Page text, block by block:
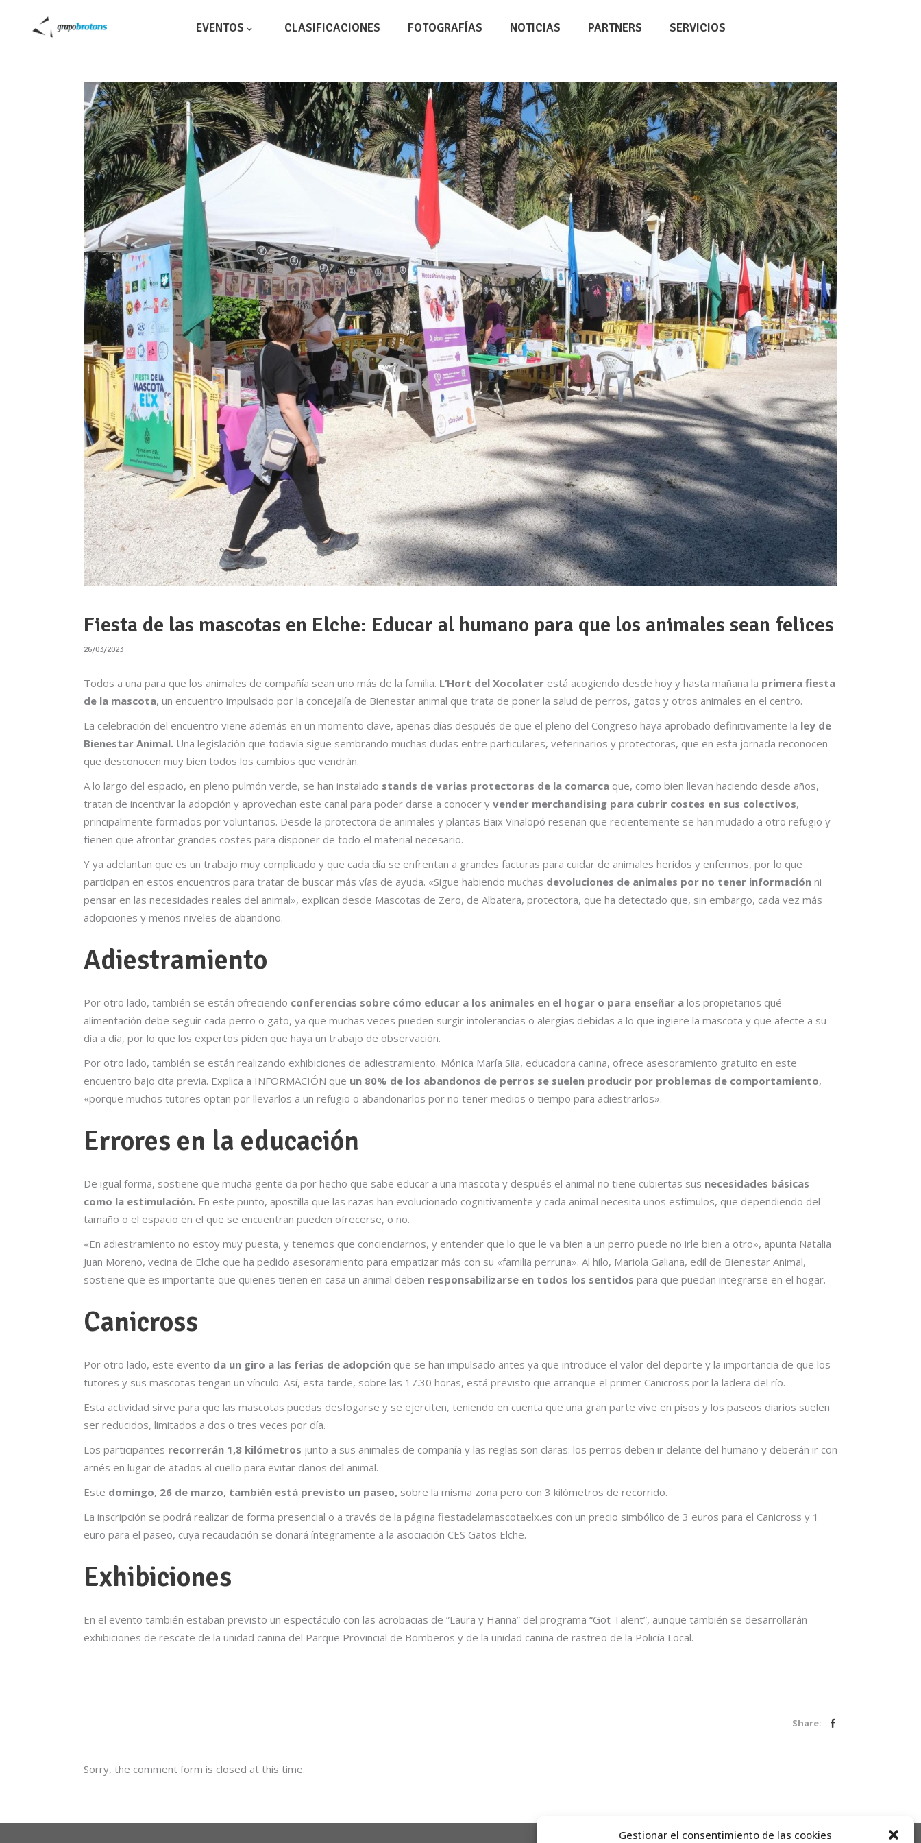
Gestionar el consentimiento de las cookies
EVENTOS CLASIFICACIONES FOTOGRAFÍAS NOTICIAS PARTNERS SERVICIOS
Fiesta de las mascotas en Elche: Educar al humano para que los animales sean felices
26/03/2023
Todos a una para que los animales de compañía sean uno más de la familia. L’Hort del Xocolater está acogiendo desde hoy y hasta mañana la primera fiesta
de la mascota, un encuentro impulsado por la concejalía de Bienestar animal que trata de poner la salud de perros, gatos y otros animales en el centro.
La celebración del encuentro viene además en un momento clave, apenas días después de que el pleno del Congreso haya aprobado definitivamente la ley de
Bienestar Animal. Una legislación que todavía sigue sembrando muchas dudas entre particulares, veterinarios y protectoras, que en esta jornada reconocen
que desconocen muy bien todos los cambios que vendrán.
A lo largo del espacio, en pleno pulmón verde, se han instalado stands de varias protectoras de la comarca que, como bien llevan haciendo desde años,
tratan de incentivar la adopción y aprovechan este canal para poder darse a conocer y vender merchandising para cubrir costes en sus colectivos,
principalmente formados por voluntarios. Desde la protectora de animales y plantas Baix Vinalopó reseñan que recientemente se han mudado a otro refugio y
tienen que afrontar grandes costes para disponer de todo el material necesario.
Y ya adelantan que es un trabajo muy complicado y que cada día se enfrentan a grandes facturas para cuidar de animales heridos y enfermos, por lo que
participan en estos encuentros para tratar de buscar más vías de ayuda. «Sigue habiendo muchas devoluciones de animales por no tener información ni
pensar en las necesidades reales del animal», explican desde Mascotas de Zero, de Albatera, protectora, que ha detectado que, sin embargo, cada vez más
adopciones y menos niveles de abandono.
Adiestramiento
Por otro lado, también se están ofreciendo conferencias sobre cómo educar a los animales en el hogar o para enseñar a los propietarios qué
alimentación debe seguir cada perro o gato, ya que muchas veces pueden surgir intolerancias o alergias debidas a lo que ingiere la mascota y que afecte a su
día a día, por lo que los expertos piden que haya un trabajo de observación.
Por otro lado, también se están realizando exhibiciones de adiestramiento. Mónica María Siia, educadora canina, ofrece asesoramiento gratuito en este
encuentro bajo cita previa. Explica a INFORMACIÓN que un 80% de los abandonos de perros se suelen producir por problemas de comportamiento,
«porque muchos tutores optan por llevarlos a un refugio o abandonarlos por no tener medios o tiempo para adiestrarlos».
Errores en la educación
De igual forma, sostiene que mucha gente da por hecho que sabe educar a una mascota y después el animal no tiene cubiertas sus necesidades básicas
como la estimulación. En este punto, apostilla que las razas han evolucionado cognitivamente y cada animal necesita unos estímulos, que dependiendo del
tamaño o el espacio en el que se encuentran pueden ofrecerse, o no.
«En adiestramiento no estoy muy puesta, y tenemos que concienciarnos, y entender que lo que le va bien a un perro puede no irle bien a otro», apunta Natalia
Juan Moreno, vecina de Elche que ha pedido asesoramiento para empatizar más con su «familia perruna». Al hilo, Mariola Galiana, edil de Bienestar Animal,
sostiene que es importante que quienes tienen en casa un animal deben responsabilizarse en todos los sentidos para que puedan integrarse en el hogar.
Canicross
Por otro lado, este evento da un giro a las ferias de adopción que se han impulsado antes ya que introduce el valor del deporte y la importancia de que los
tutores y sus mascotas tengan un vínculo. Así, esta tarde, sobre las 17.30 horas, está previsto que arranque el primer Canicross por la ladera del río.
Esta actividad sirve para que las mascotas puedas desfogarse y se ejerciten, teniendo en cuenta que una gran parte vive en pisos y los paseos diarios suelen
ser reducidos, limitados a dos o tres veces por día.
Los participantes recorrerán 1,8 kilómetros junto a sus animales de compañía y las reglas son claras: los perros deben ir delante del humano y deberán ir con
arnés en lugar de atados al cuello para evitar daños del animal.
Este domingo, 26 de marzo, también está previsto un paseo, sobre la misma zona pero con 3 kilómetros de recorrido.
La inscripción se podrá realizar de forma presencial o a través de la página fiestadelamascotaelx.es con un precio simbólico de 3 euros para el Canicross y 1
euro para el paseo, cuya recaudación se donará íntegramente a la asociación CES Gatos Elche.
Exhibiciones
En el evento también estaban previsto un espectáculo con las acrobacias de ”Laura y Hanna” del programa “Got Talent”, aunque también se desarrollarán
exhibiciones de rescate de la unidad canina del Parque Provincial de Bomberos y de la unidad canina de rastreo de la Policía Local.
Share:
Sorry, the comment form is closed at this time.